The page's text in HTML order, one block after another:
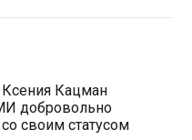
Кацман
добровольно
своим статусом